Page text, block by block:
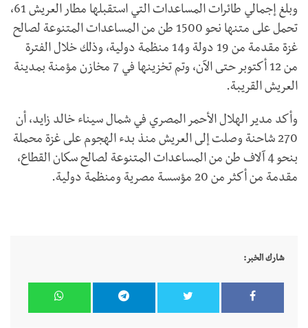
وبلغ إجمالي طائرات المساعدات التي استقبلها مطار العريش 61،
تحمل على متنها نحو 1500 طن من المساعدات المتنوعة لصالح
غزة مقدمة من 19 دولة و14 منظمة دولية، وذلك خلال الفترة
من 12 أكتوبر حتى الآن، وتم تخزينها في 7 مخازن مؤمنة بمدينة
العريش القريبة.
وأكد مدير الهلال الأحمر المصري في شمال سيناء خالد زايد، أن
270 شاحنة وصلت إلى العريش منذ بدء الهجوم على غزة محملة
بنحو 4 آلاف طن من المساعدات المتنوعة لصالح سكان القطاع،
مقدمة من أكثر من 20 مؤسسة مصرية ومنظمة دولية.
شارك الخبر: